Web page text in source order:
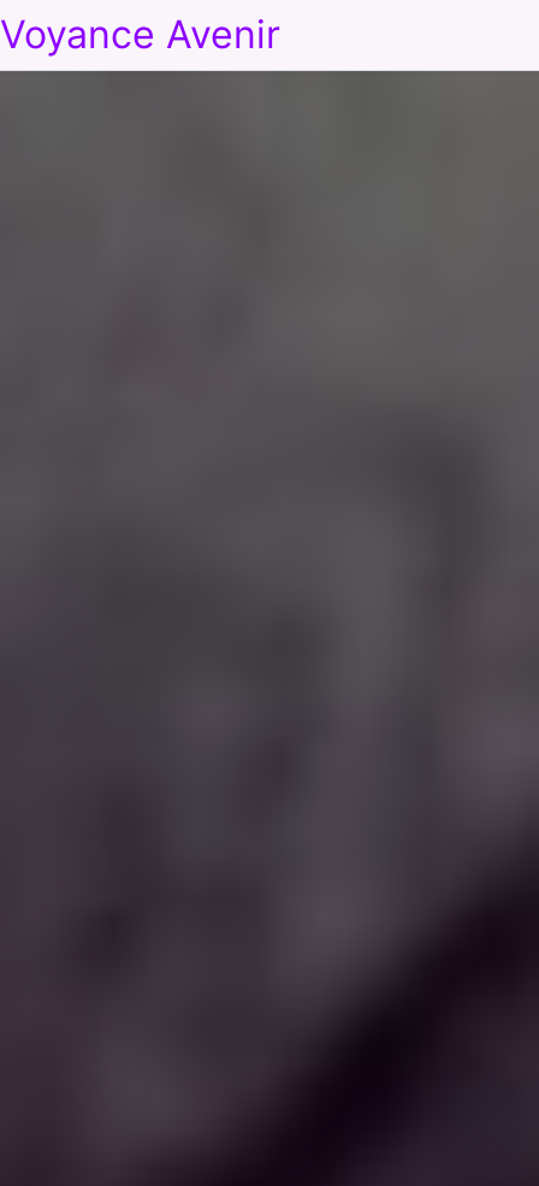
Voyance Avenir